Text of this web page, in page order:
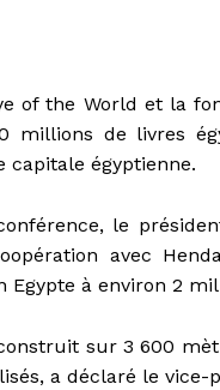
of the World et la
millions de livres
capitale égyptienne.
le
avec
à environ 2
sur 3 600
a déclaré le